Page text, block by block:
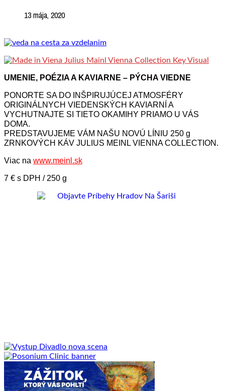
13 mája, 2020
UMENIE, POÉZIA A KAVIARNE – PÝCHA VIEDNE
PONORTE SA DO INŠPIRUJÚCEJ ATMOSFÉRY
ORIGINÁLNYCH VIEDENSKÝCH KAVIARNÍ A
VYCHUTNAJTE SI TIETO OKAMIHY PRIAMO U VÁS
DOMA.
PREDSTAVUJEME VÁM NAŠU NOVÚ LÍNIU 250 g
ZRNKOVÝCH KÁV JULIUS MEINL VIENNA COLLECTION.
Viac na www.meinl.sk
7 € s DPH / 250 g